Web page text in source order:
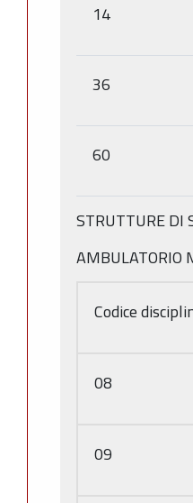
14
36
60
STRUTTURE DI
AMBULATORIO
Codice
08
09